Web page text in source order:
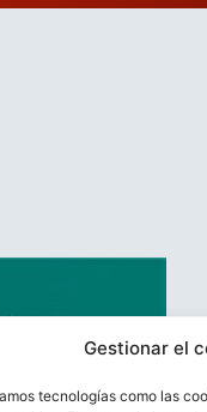
Gestionar el
tecnologías como las